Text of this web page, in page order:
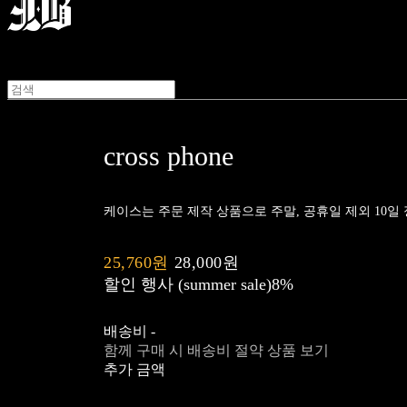
cross phone
케이스는 주문 제작 상품으로 주말, 공휴일 제외 10일
25,760원 28,000원
할인 행사 (summer sale)8%
배송비-
함께 구매 시 배송비 절약 상품 보기
추가 금액